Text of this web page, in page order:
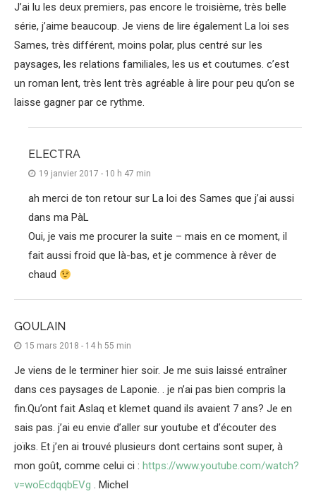
J’ai lu les deux premiers, pas encore le troisième, très belle
série, j’aime beaucoup. Je viens de lire également La loi ses
Sames, très différent, moins polar, plus centré sur les
paysages, les relations familiales, les us et coutumes. c’est
un roman lent, très lent très agréable à lire pour peu qu’on se
laisse gagner par ce rythme.
ELECTRA
19 janvier 2017 - 10 h 47 min
ah merci de ton retour sur La loi des Sames que j’ai aussi
dans ma PàL
Oui, je vais me procurer la suite – mais en ce moment, il
fait aussi froid que là-bas, et je commence à rêver de
chaud
GOULAIN
15 mars 2018 - 14 h 55 min
Je viens de le terminer hier soir. Je me suis laissé entraîner
dans ces paysages de Laponie. . je n’ai pas bien compris la
fin.Qu’ont fait Aslaq et klemet quand ils avaient 7 ans? Je en
sais pas. j’ai eu envie d’aller sur youtube et d’écouter des
joïks. Et j’en ai trouvé plusieurs dont certains sont super, à
mon goût, comme celui ci : https://www.youtube.com/watch?
v=woEcdqqbEVg . Michel